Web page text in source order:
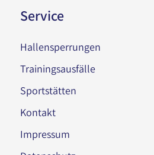
Service
Hallensperrungen
Trainingsausfälle
Sportstätten
Kontakt
Impressum